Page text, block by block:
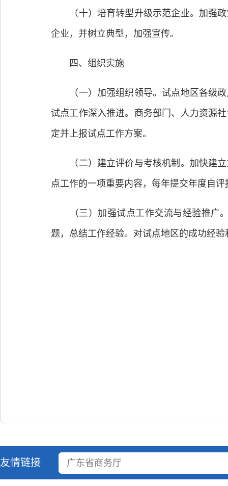
（十）培育转型升级示范企业。加强政
企业，并树立典型，加强宣传。
四、组织实施
（一）加强组织领导。试点地区各级政
试点工作深入推进。商务部门、人力资源
定并上报试点工作方案。
（二）建立评价与考核机制。加快建立
点工作的一项重要内容，每年提交年度自评
（三）加强试点工作交流与经验推广。
题，总结工作经验。对试点地区的成功经
友情链接 广东省商务厅